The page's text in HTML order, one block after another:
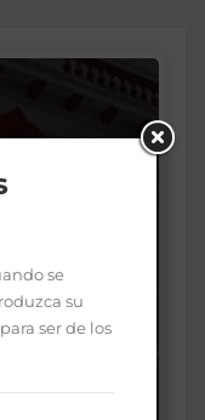
se
su
ser de los